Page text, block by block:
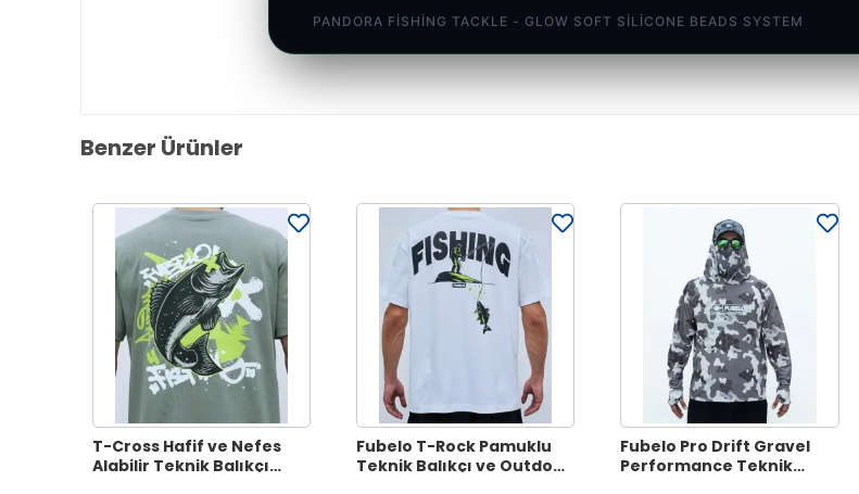
PANDORA FISHING TACKLE - GLOW SOFT SILICONE BEADS SYSTEM
Benzer Ürünler
T-Cross Hafif ve Nefes
Alabilir Teknik Balıkçı
Fubelo T-Rock Pamuklu
Teknik Balıkçı ve Outdoor
Fubelo Pro Drift Gravel
Performance Teknik